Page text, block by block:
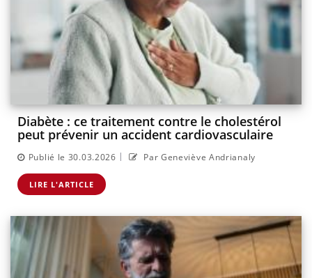
Diabète : ce traitement contre le cholestérol
peut prévenir un accident cardiovasculaire
Publié le 30.03.2026 | Par Geneviève Andrianaly
LIRE L'ARTICLE